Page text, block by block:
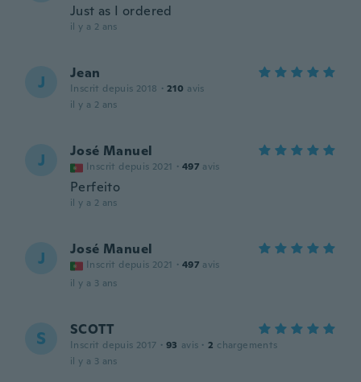
Just as I ordered
il y a 2 ans
J Jean
Inscrit depuis 2018 · 210 avis
il y a 2 ans
J José Manuel
Inscrit depuis 2021 · 497 avis
Perfeito
il y a 2 ans
J José Manuel
Inscrit depuis 2021 · 497 avis
il y a 3 ans
S SCOTT
Inscrit depuis 2017 · 93 avis · 2 chargements
il y a 3 ans